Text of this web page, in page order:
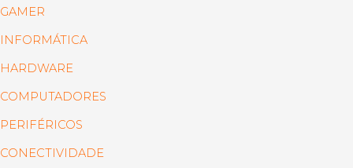
GAMER
INFORMÁTICA
HARDWARE
COMPUTADORES
PERIFÉRICOS
CONECTIVIDADE